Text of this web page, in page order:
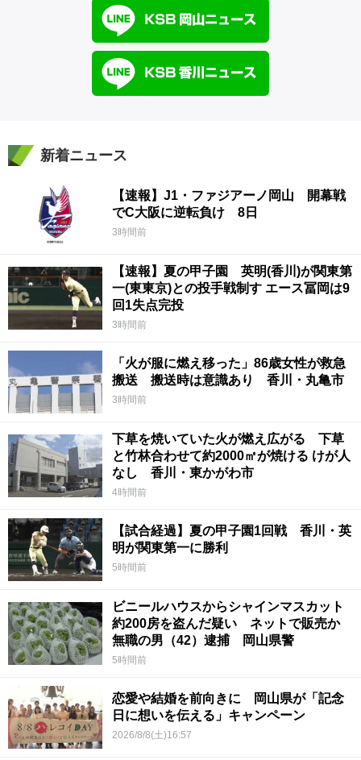
新着ニュース
【速報】J1・ファジアーノ岡山 開幕戦
でC大阪に逆転負け 8日
3時間前
【速報】夏の甲子園 英明(香川)が関東第
一(東東京)との投手戦制す エース冨岡は9
回1失点完投
3時間前
「火が服に燃え移った」86歳女性が救急
搬送 搬送時は意識あり 香川・丸亀市
3時間前
下草を焼いていた火が燃え広がる 下草
と竹林合わせて約2000㎡が焼ける けが人
なし 香川・東かがわ市
4時間前
【試合経過】夏の甲子園1回戦 香川・英
明が関東第一に勝利
5時間前
ビニールハウスからシャインマスカット
約200房を盗んだ疑い ネットで販売か
無職の男（42）逮捕 岡山県警
5時間前
恋愛や結婚を前向きに 岡山県が「記念
日に想いを伝える」キャンペーン
2026/8/8(土)16:57